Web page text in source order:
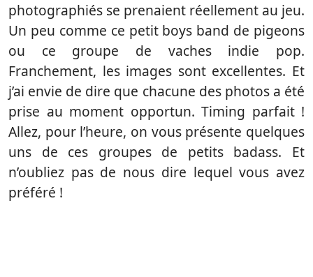
photographiés se prenaient réellement au jeu.
Un peu comme ce petit boys band de pigeons
ou ce groupe de vaches indie pop.
Franchement, les images sont excellentes. Et
j’ai envie de dire que chacune des photos a été
prise au moment opportun. Timing parfait !
Allez, pour l’heure, on vous présente quelques
uns de ces groupes de petits badass. Et
n’oubliez pas de nous dire lequel vous avez
préféré !